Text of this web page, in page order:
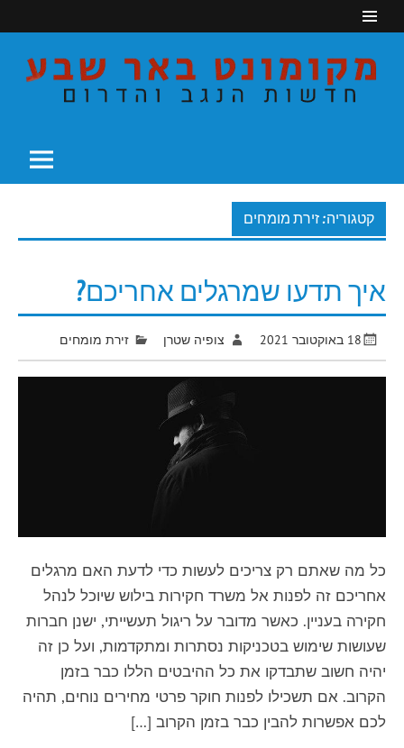
קטגוריה: זירת מומחים
איך תדעו שמרגלים אחריכם?
18 באוקטובר 2021 צופיה שטרן זירת מומחים
כל מה שאתם רק צריכים לעשות כדי לדעת האם מרגלים
אחריכם זה לפנות אל משרד חקירות בילוש שיוכל לנהל
חקירה בעניין. כאשר מדובר על ריגול תעשייתי, ישנן חברות
שעושות שימוש בטכניקות נסתרות ומתקדמות, ועל כן זה
יהיה חשוב שתבדקו את כל ההיבטים הללו כבר בזמן
הקרוב. אם תשכילו לפנות חוקר פרטי מחירים נוחים, תהיה
לכם אפשרות להבין כבר בזמן הקרוב […]